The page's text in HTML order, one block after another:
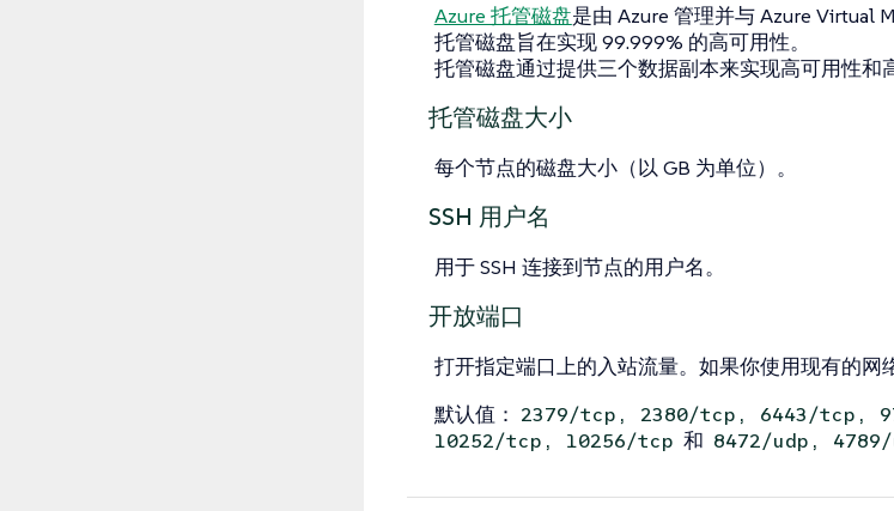
Azure 托管磁盘是由 Azure 管理并与 Azure Virtual
托管磁盘旨在实现 99.999% 的高可用性。
托管磁盘通过提供三个数据副本来实现高可用性和
托管磁盘大小
每个节点的磁盘大小（以 GB 为单位）。
SSH 用户名
用于 SSH 连接到节点的用户名。
开放端口
打开指定端口上的入站流量。如果你使用现有的网
默认值： 2379/tcp, 2380/tcp, 6443/tcp,
10252/tcp, 10256/tcp 和 8472/udp, 4789/